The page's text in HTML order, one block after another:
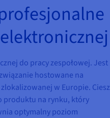
do pracy zespołowej. Jest
hostowane na
w Europie. Ciesz
produktu na rynku, który
optymalny poziom